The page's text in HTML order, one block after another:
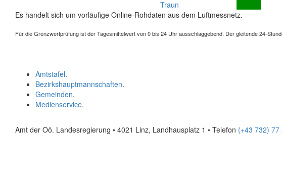
Traun
Es handelt sich um vorläufige Online-Rohdaten aus dem Luftmessnetz.
Für die Grenzwertprüfung ist der Tagesmittelwert von 0 bis 24 Uhr ausschlaggebend. Der gleitende 24-
Amtstafel.
Bezirkshauptmannschaften.
Gemeinden.
Medienservice.
Amt der Oö. Landesregierung • 4021 Linz, Landhausplatz 1 • Telefon (+43 732) 77